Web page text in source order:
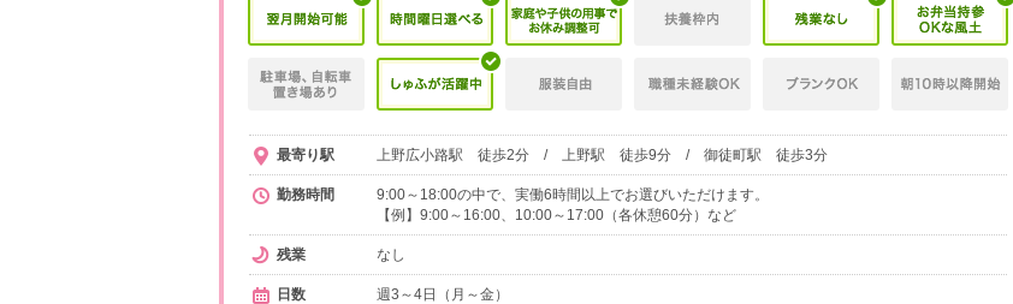
最寄り駅 上野広小路駅 徒歩2分 / 上野駅 徒歩9分 / 御徒町駅 徒歩3分
勤務時間
9:00～18:00の中で、実働6時間以上でお選びいただけます。
【例】9:00～16:00、10:00～17:00（各休憩60分）など
残業 なし
日数
週3～4日（月～金）